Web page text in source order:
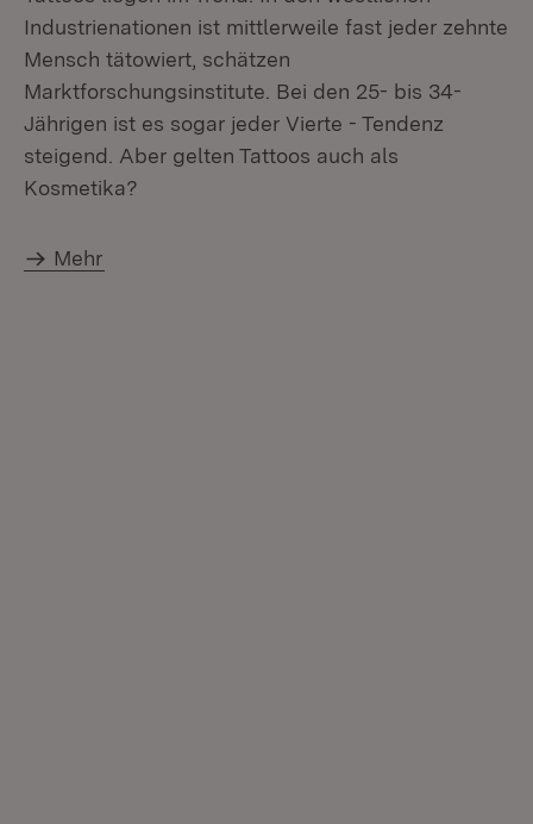
Industrienationen ist mittlerweile fast jeder zehnte
Mensch tätowiert, schätzen
Marktforschungsinstitute. Bei den 25- bis 34-
Jährigen ist es sogar jeder Vierte - Tendenz
steigend. Aber gelten Tattoos auch als
Kosmetika?
Mehr